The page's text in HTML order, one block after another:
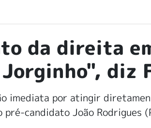
da direita
diz
imediata por atingir
candidato João Rodrigues